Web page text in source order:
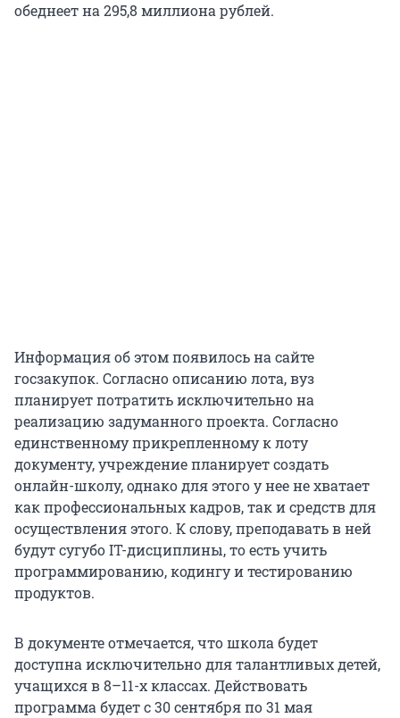
обеднеет на 295,8 миллиона рублей.
Информация об этом появилось на сайте
госзакупок. Согласно описанию лота, вуз
планирует потратить исключительно на
реализацию задуманного проекта. Согласно
единственному прикрепленному к лоту
документу, учреждение планирует создать
онлайн-школу, однако для этого у нее не хватает
как профессиональных кадров, так и средств для
осуществления этого. К слову, преподавать в ней
будут сугубо IT-дисциплины, то есть учить
программированию, кодингу и тестированию
продуктов.
В документе отмечается, что школа будет
доступна исключительно для талантливых детей,
учащихся в 8–11-х классах. Действовать
программа будет с 30 сентября по 31 мая